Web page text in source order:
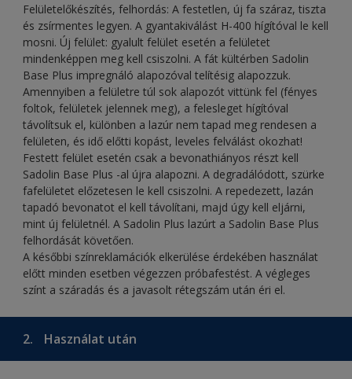
Felületelőkészítés, felhordás: A festetlen, új fa száraz, tiszta
és zsírmentes legyen. A gyantakiválást H-400 hígítóval le kell
mosni. Új felület: gyalult felület esetén a felületet
mindenképpen meg kell csiszolni. A fát kültérben Sadolin
Base Plus impregnáló alapozóval telítésig alapozzuk.
Amennyiben a felületre túl sok alapozót vittünk fel (fényes
foltok, felületek jelennek meg), a felesleget hígítóval
távolítsuk el, különben a lazúr nem tapad meg rendesen a
felületen, és idő előtti kopást, leveles felválást okozhat!
Festett felület esetén csak a bevonathiányos részt kell
Sadolin Base Plus -al újra alapozni. A degradálódott, szürke
fafelületet előzetesen le kell csiszolni. A repedezett, lazán
tapadó bevonatot el kell távolítani, majd úgy kell eljárni,
mint új felületnél. A Sadolin Plus lazúrt a Sadolin Base Plus
felhordását követően.
A későbbi színreklamációk elkerülése érdekében használat
előtt minden esetben végezzen próbafestést. A végleges
színt a száradás és a javasolt rétegszám után éri el.
2. Használat után